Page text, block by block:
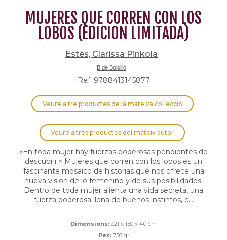
MUJERES QUE CORREN CON LOS
LOBOS (EDICION LIMITADA)
Estés, Clarissa Pinkola
B de Bolsillo
Ref. 9788413145877
Veure altre productes de la mateixa col·lecció
Veure altres productes del mateix autor
«En toda mujer hay fuerzas poderosas pendientes de
descubrir.» Mujeres que corren con los lobos es un
fascinante mosaico de historias que nos ofrece una
nueva visión de lo femenino y de sus posibilidades.
Dentro de toda mujer alienta una vida secreta, una
fuerza poderosa llena de buenos instintos, c...
Dimensions: 221 x 150 x 40 cm
Pes: 738 gr